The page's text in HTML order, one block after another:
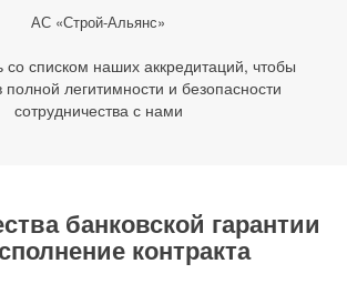
АС «Строй-Альянс»
со списком наших аккредитаций, чтобы
полной легитимности и безопасности
сотрудничества с нами
банковской гарантии
контракта